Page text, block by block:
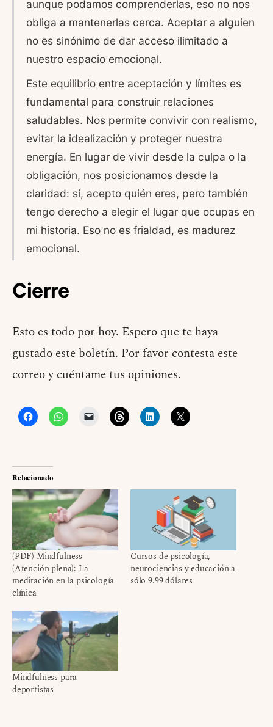
aunque podamos comprenderlas, eso no nos
obliga a mantenerlas cerca. Aceptar a alguien
no es sinónimo de dar acceso ilimitado a
nuestro espacio emocional.
Este equilibrio entre aceptación y límites es
fundamental para construir relaciones
saludables. Nos permite convivir con realismo,
evitar la idealización y proteger nuestra
energía. En lugar de vivir desde la culpa o la
obligación, nos posicionamos desde la
claridad: sí, acepto quién eres, pero también
tengo derecho a elegir el lugar que ocupas en
mi historia. Eso no es frialdad, es madurez
emocional.
Cierre
Esto es todo por hoy. Espero que te haya
gustado este boletín. Por favor contesta este
correo y cuéntame tus opiniones.
Relacionado
(PDF) Mindfulness
(Atención plena): La
meditación en la psicología
clínica
Cursos de psicología,
neurociencias y educación a
sólo 9.99 dólares
Mindfulness para
deportistas